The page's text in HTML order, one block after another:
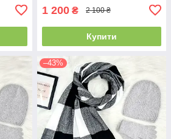
1 200 ₴ 2 100 ₴
Купити
–43%